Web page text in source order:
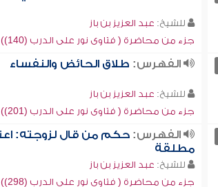
للشيخ: عبد العزيز بن باز
جزء من محاضرة ( فتاوى نور على الدرب (140))
الفهرس: طلاق الحائض والنفساء
للشيخ: عبد العزيز بن باز
جزء من محاضرة ( فتاوى نور على الدرب (201))
الفهرس: حكم من قال لزوجته:
مطلقة
للشيخ: عبد العزيز بن باز
جزء من محاضرة ( فتاوى نور على الدرب (298))